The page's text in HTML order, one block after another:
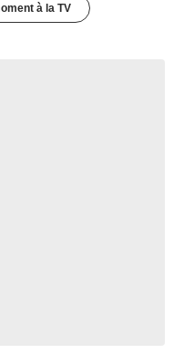
à la TV